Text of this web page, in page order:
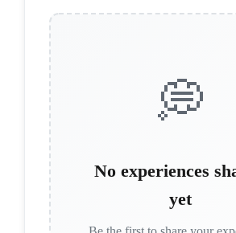
💭
No experiences
yet